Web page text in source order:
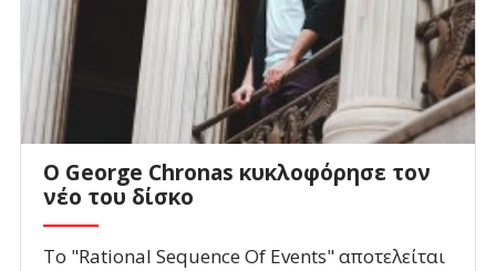
Ο George Chronas κυκλοφόρησε τον
νέο του δίσκο
Το "Rational Sequence Of Events" αποτελείται